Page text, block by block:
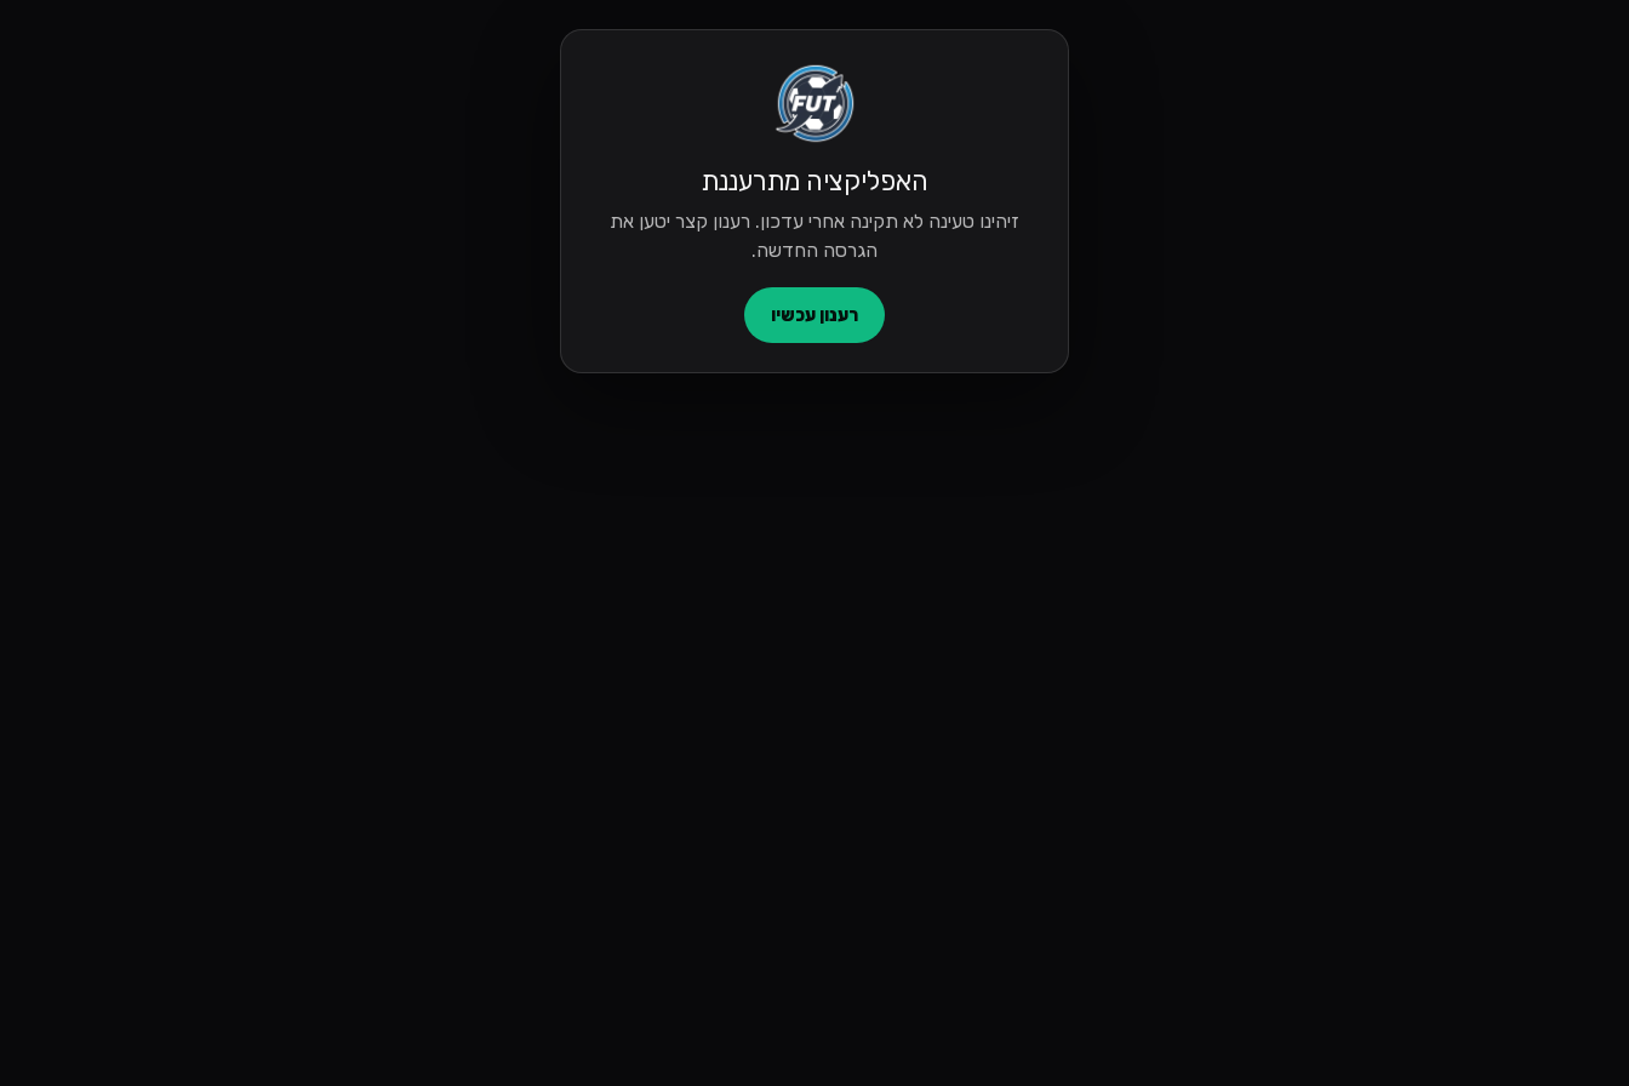
האפליקציה מתרעננת
זיהינו טעינה לא תקינה אחרי עדכון. רענון קצר יטען את
הגרסה החדשה.
רענון עכשיו